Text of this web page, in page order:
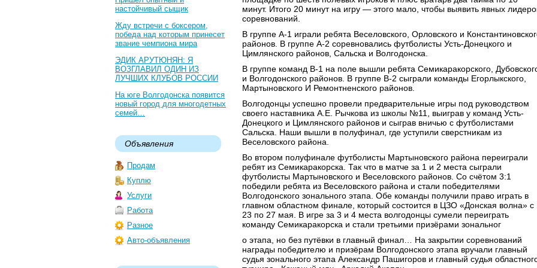
настойчивый сыщик
Жду встречи с боксером,
победа над которым принесет
звание чемпиона мира
ЭДИК АРУТЮНЯН: Я
ВОЗГЛАВИЛ ОДИН ИЗ
ЛУЧШИХ КЛУБОВ РОССИИ
На юге Волгодонска появится
новый город для многодетных
семей…
Объявления
Продам
Куплю
Услуги
Работа
Разное
Авто-объявления
минут. Итого 20 минут на игру — этого мало, чтобы выявить явных
соревнований.
В группе А-1 играли ребята Веселовского, Орловского и
районов. В группе А-2 соревновались футболисты Усть-Донецкого и
Цимлянского районов, Сальска и Волгодонска.
В группе команд В-1 на поле вышли ребята Семикаракорского,
и Волгодонского районов. В группе В-2 сыграли команды Егорлыкского,
Мартыновского И Ремонтненского районов.
Волгодонцы успешно провели предварительные игры под руководством
своего наставника А.Е. Рычкова из школы №11, выиграв у команд Усть-
Донецкого и Цимлянского районов и сыграв вничью с футболистами
Сальска. Наши вышли в полуфинал, где уступили сверстникам из
Веселовского района.
Во втором полуфинале футболисты Мартыновского района переиграли
ребят из Семикаракорска. Так что в матче за 1 и 2 места сыграли
футболисты Мартыновского и Веселовского районов. Со счётом 3:1
победили ребята из Веселовского района и стали победителями
Волгодонского зонального этапа. Обе команды получили право играть в
главном областном финале, который состоится в ЦЗО «Донская волна» с
23 по 27 мая. В игре за 3 и 4 места волгодонцы сумели переиграть
команду Семикаракорска и стали третьими призёрами зональног
о этапа, но без путёвки в главный финал… На закрытии соревнований
награды победителю и призёрам Волгодонского этапа вручали главный
судья зонального этапа Александр Пашигоров и главный судья